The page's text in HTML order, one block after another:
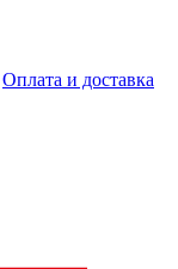
Оплата и доставка